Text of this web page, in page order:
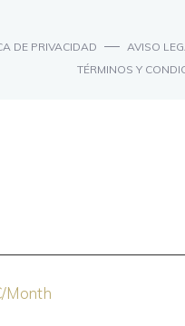
DE PRIVACIDAD
AVISO
TÉRMINOS Y
Month